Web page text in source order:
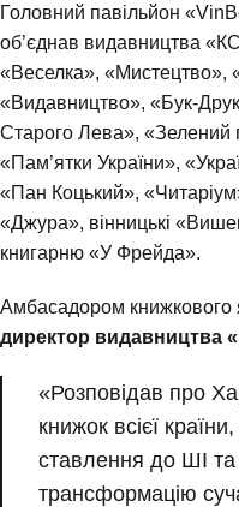
Головний павільйон
об’єднав видавництва
«Веселка», «Мистецтво»,
«Видавництво», «Бук-
Старого Лева», «Зелений
«Пам’ятки України»,
«Пан Коцький»,
«Джура», вінницькі
книгарню «У Фрейда».
Амбасадором книжкового
директор видавництва
«Розповідав про
книжок всієї
ставлення до ШІ та
трансформацію